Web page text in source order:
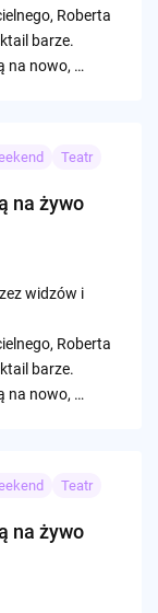
Roberta
barze.
na nowo, …
Teatr
na żywo
widzów i
Roberta
barze.
na nowo, …
Teatr
na żywo